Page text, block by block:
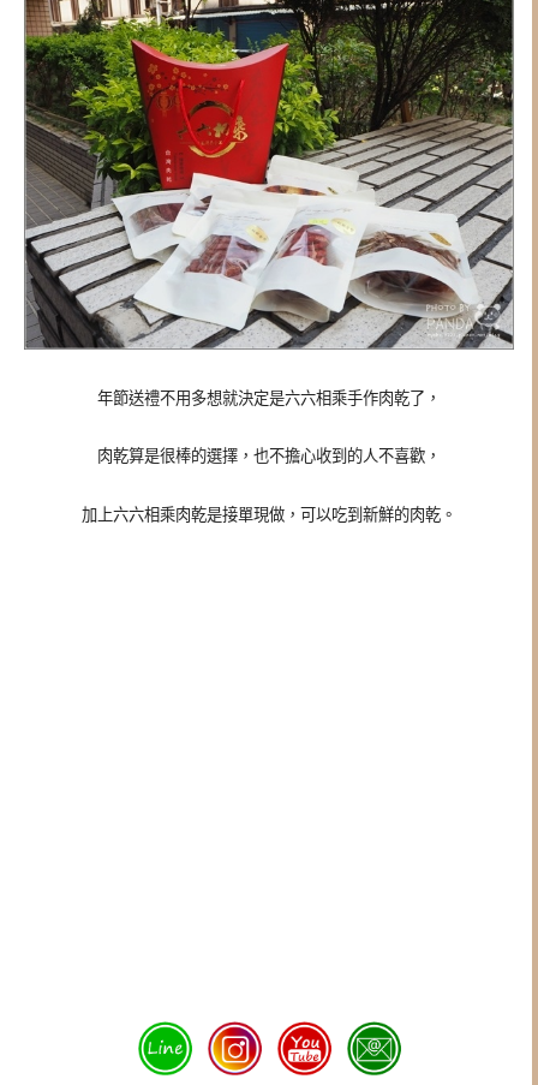
年節送禮不用多想就決定是六六相乘手作肉乾了，
肉乾算是很棒的選擇，也不擔心收到的人不喜歡，
加上六六相乘肉乾是接單現做，可以吃到新鮮的肉乾。